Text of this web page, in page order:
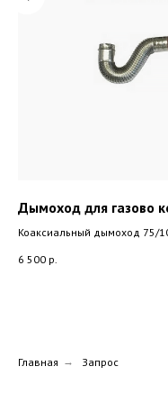
Дымоход для газово
Коаксиальный дымоход 75/
6 500 р.
Главная → Запрос